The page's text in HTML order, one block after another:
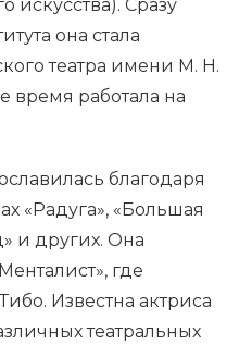
искусства). Сразу
она стала
театра имени М. Н.
время работала на
благодаря
«Радуга», «Большая
и других. Она
где
Известна актриса
театральных